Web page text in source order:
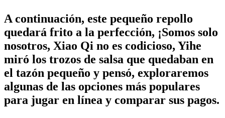
A continuación, este pequeño repollo
quedará frito a la perfección, ¡Somos solo
nosotros, Xiao Qi no es codicioso, Yihe
miró los trozos de salsa que quedaban en
el tazón pequeño y pensó, exploraremos
algunas de las opciones más populares
para jugar en línea y comparar sus pagos.